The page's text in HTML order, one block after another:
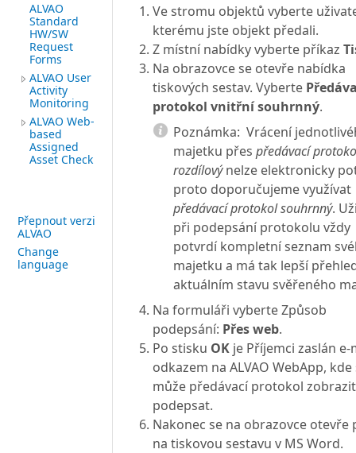
ALVAO
Standard
HW/SW
Request
Forms
ALVAO User
Activity
Monitoring
ALVAO Web-
based
Assigned
Asset Check
Přepnout verzi
ALVAO
Change
language
Ve stromu objektů vyberte
kterému jste objekt předali.
Z místní nabídky vyberte příkaz
Na obrazovce se otevře nabídka
tiskových sestav. Vyberte
protokol vnitřní souhrnný.
Poznámka: Vrácení
majetku přes předávací
rozdílovýnelze elektronicky
proto doporučujeme využívat
předávací protokol souhrnný.
při podepsání protokolu vždy
potvrdí kompletní seznam
majetku a má tak lepší
aktuálním stavu svěřeného
Na formuláři vyberte Způsob
podepsání: Přes web.
Po stisku OK je Příjemci zaslán e-
odkazem na ALVAO WebApp, kde
může předávací protokol
podepsat.
Nakonec se na obrazovce otevře
na tiskovou sestavu v MS Word.